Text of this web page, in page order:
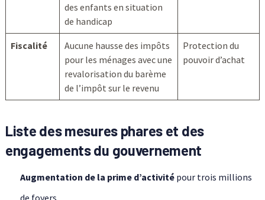
des enfants en situation
de handicap
Fiscalité
Aucune hausse des impôts
pour les ménages avec une
revalorisation du barème
de l’impôt sur le revenu
Protection du
pouvoir d’achat
Liste des mesures phares et des
engagements du gouvernement
Augmentation de la prime d’activitépour trois millions